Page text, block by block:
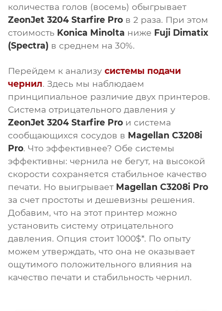
количества голов (восемь) обыгрывает
ZeonJet 3204 Starfire Pro в 2 раза. При этом
стоимость Konica Minolta ниже Fuji Dimatix
(Spectra) в среднем на 30%.
Перейдем к анализу системы подачи
чернил. Здесь мы наблюдаем
принципиальное различие двух принтеров.
Система отрицательного давления у
ZeonJet 3204 Starfire Pro и система
сообщающихся сосудов в Magellan C3208i
Pro. Что эффективнее? Обе системы
эффективны: чернила не бегут, на высокой
скорости сохраняется стабильное качество
печати. Но выигрывает Magellan C3208i Pro
за счет простоты и дешевизны решения.
Добавим, что на этот принтер можно
установить систему отрицательного
давления. Опция стоит 1000$*. По опыту
можем утверждать, что она не оказывает
ощутимого положительного влияния на
качество печати и стабильность чернил.